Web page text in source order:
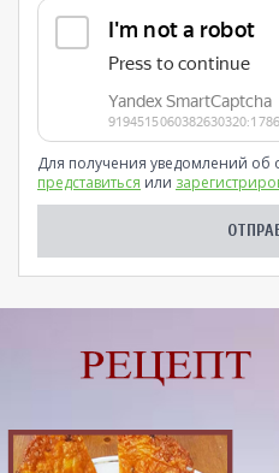
Для получения уведомлений об
представиться или